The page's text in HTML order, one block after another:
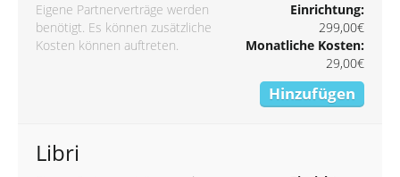
Eigene Partnerverträge werden
benötigt. Es können zusätzliche
Kosten können auftreten.
Einrichtung:
299,00€
Monatliche Kosten:
29,00€
Hinzufügen
Libri